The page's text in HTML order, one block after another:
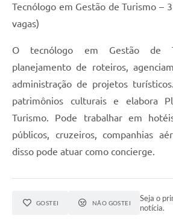
Tecnólogo em Gestão de Turismo –
vagas)
O tecnólogo em Gestão de
planejamento de roteiros,
administração de projetos
patrimônios culturais e elabora
Turismo. Pode trabalhar em
públicos, cruzeiros, companhias
disso pode atuar como concierge.
GOSTEI NÃO GOSTEI
Seja o
notícia.